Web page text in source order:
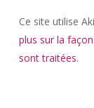
Ce site utilise
plus sur la
sont traitées.